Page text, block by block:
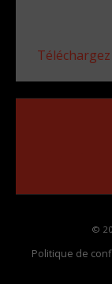
©
Politique de